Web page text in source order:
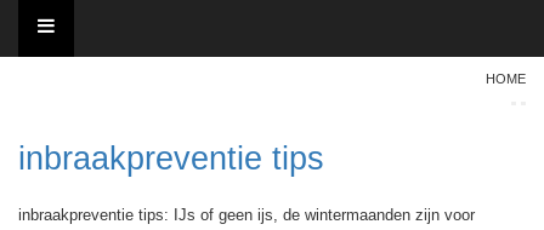
HOME
inbraakpreventie tips
inbraakpreventie tips: IJs of geen ijs, de wintermaanden zijn voor